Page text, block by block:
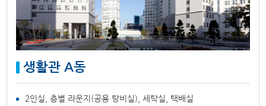
생활관 A동
2인실, 층별 라운지(공용 탕비실), 세탁실, 택배실